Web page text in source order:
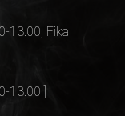
13.00, Fika
13.00 ]